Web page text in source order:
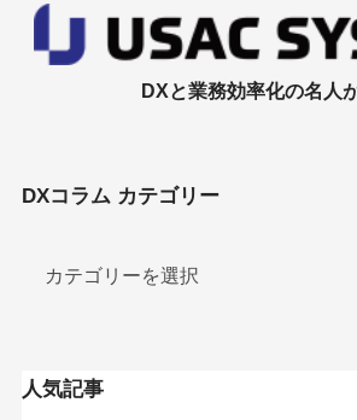
DXと業務効率化の名人
DXコラム カテゴリー
人気記事